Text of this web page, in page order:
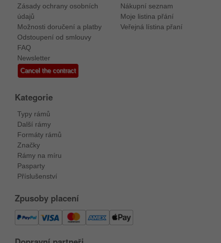
Zásady ochrany osobních
údajů
Možnosti doručení a platby
Odstoupení od smlouvy
FAQ
Newsletter
Cancel the contract
Nákupní seznam
Moje listina přání
Veřejná lístina přaní
Kategorie
Typy rámů
Další rámy
Formáty rámů
Značky
Rámy na míru
Pasparty
Příslušenství
Zpusoby placení